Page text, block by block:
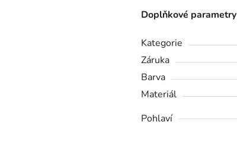
Doplňkové parametry
Kategorie
Záruka
Barva
Materiál
Pohlaví